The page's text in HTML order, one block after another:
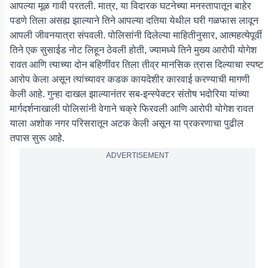
आपल्या मूळ गावी परतली. मात्र, या विदारक घटनेच्या मनस्तापातून बाहेर
पडणे तिला असह्य झाल्याने तिने आपल्या दतिया येथील घरी गळफास लावून
आपली जीवनयात्रा संपवली. पोलिसांनी दिलेल्या माहितीनुसार, आत्महत्येपूर्वी
तिने एक सुसाईड नोट लिहून ठेवली होती, ज्यामध्ये तिने मुख्य आरोपी योगेश
रावत आणि त्याच्या दोन बहिणींवर तिला तीव्र मानसिक त्रास दिल्याचा स्पष्ट
आरोप केला असून त्यांच्यावर कडक कायदेशीर कारवाई करण्याची मागणी
केली आहे. गुन्हा दाखल झाल्यानंतर सब-इन्स्पेक्टर संतोष भदोरिया यांच्या
मार्गदर्शनाखाली पोलिसांनी वेगाने चक्रे फिरवली आणि आरोपी योगेश रावत
याला अशोक नगर परिसरातून अटक केली असून या प्रकरणाचा पुढील
तपास सुरू आहे.
ADVERTISEMENT